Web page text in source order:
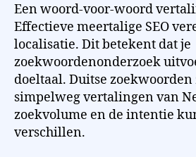
Een woord-voor-woord
Effectieve meertalige SEO
localisatie. Dit betekent dat je
zoekwoordenonderzoek
doeltaal. Duitse
simpelweg vertalingen van
zoekvolume en de intentie
verschillen.